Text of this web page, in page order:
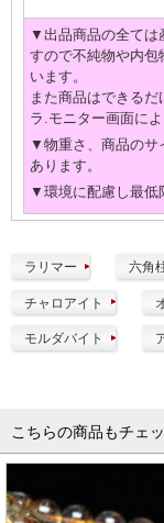
▼出品商品の全ては
すので不純物や内包
います。
また商品はできる
ラ.モニター画面に
▼物重さ、商品のサ
あります。
▼環境に配慮し最低
ラリマー 六角
チャロアイト
モルダバイト
こちらの商品もチェ